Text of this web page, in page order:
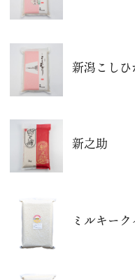
新潟こしひ
新之助
ミルキー